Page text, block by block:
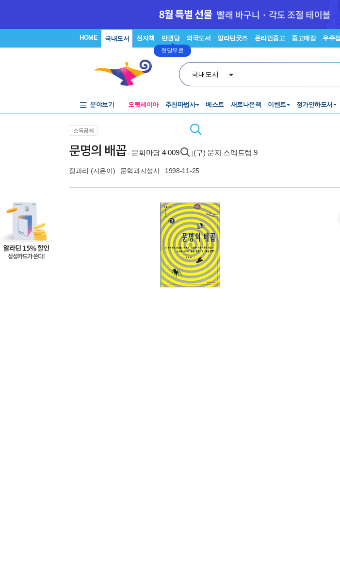
HOME 국내도서 전자책 만권당
첫달무료
외국도서 알라딘굿즈 온라인중고 중고매장 우주점
국내도서
분야보기 오뒷세이아 추천마법사 베스트 새로나온책 이벤트 정가인하도서
소득공제
문명의 배꼽- 문화마당 4-009 (구) 문지 스펙트럼 9
정과리 (지은이) 문학과지성사 1998-11-25